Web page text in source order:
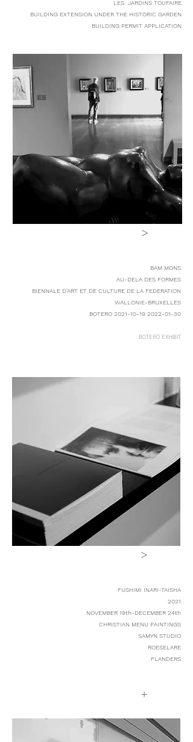
LES JARDINS TOUFAIRE
BUILDING EXTENSION UNDER THE HISTORIC GARDEN
BUILDING PERMIT APPLICATION
>
BAM MONS
AU-DELA DES FORMES
BIENNALE D'ART ET DE CULTURE DE LA FEDERATION
WALLONIE-BRUXELLES
BOTERO 2021-10-19 2022-01-30
BOTERO EXHIBIT
>
FUSHIMI INARI-TAISHA
2021
NOVEMBER 19th-DECEMBER 24th
CHRISTIAN MENU PAINTINGS
SAMYN STUDIO
ROESELARE
FLANDERS
+